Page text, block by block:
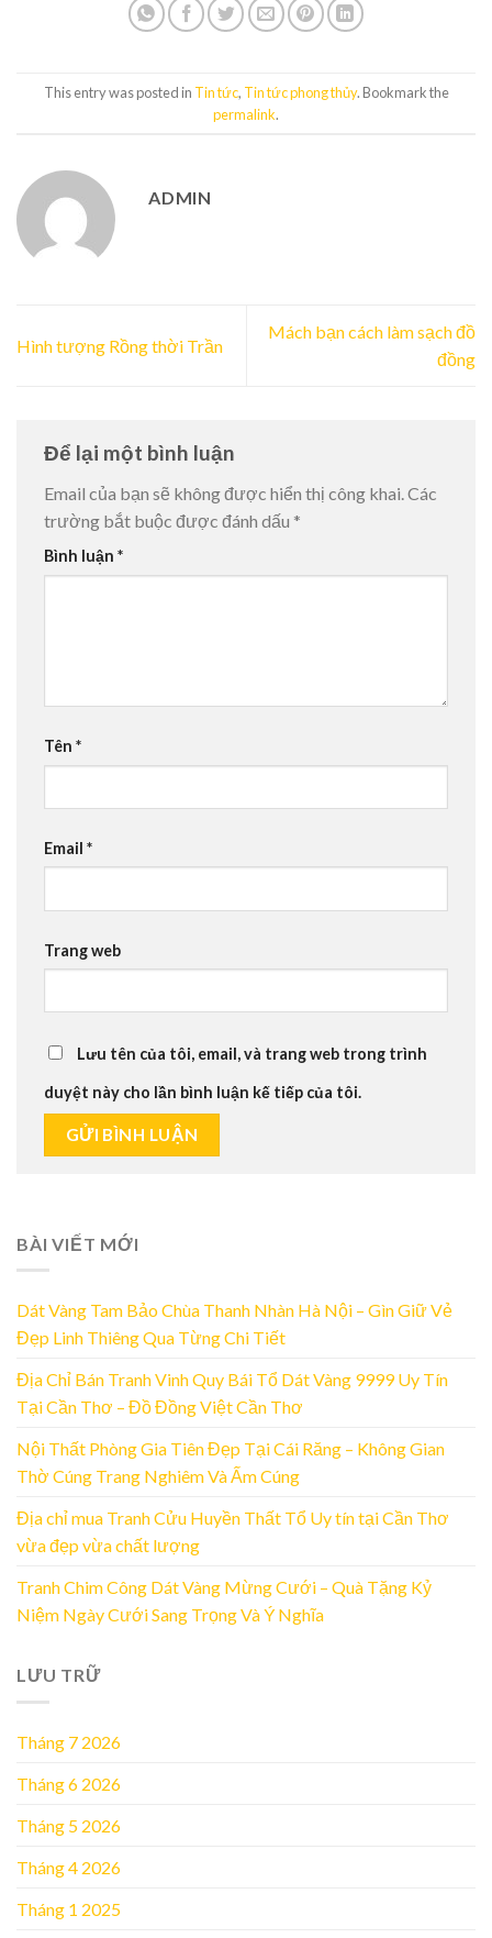
This entry was posted in Tin tức, Tin tức phong thủy. Bookmark the
permalink.
ADMIN
Hình tượng Rồng thời Trần
Mách bạn cách làm sạch đồ
đồng
Để lại một bình luận
Email của bạn sẽ không được hiển thị công khai.Các
trường bắt buộc được đánh dấu *
Bình luận *
Tên *
Email *
Trang web
Lưu tên của tôi, email, và trang web trong trình
duyệt này cho lần bình luận kế tiếp của tôi.
BÀI VIẾT MỚI
Dát Vàng Tam Bảo Chùa Thanh Nhàn Hà Nội – Gìn Giữ Vẻ
Đẹp Linh Thiêng Qua Từng Chi Tiết
Địa Chỉ Bán Tranh Vinh Quy Bái Tổ Dát Vàng 9999 Uy Tín
Tại Cần Thơ – Đồ Đồng Việt Cần Thơ
Nội Thất Phòng Gia Tiên Đẹp Tại Cái Răng – Không Gian
Thờ Cúng Trang Nghiêm Và Ấm Cúng
Địa chỉ mua Tranh Cửu Huyền Thất Tổ Uy tín tại Cần Thơ
vừa đẹp vừa chất lượng
Tranh Chim Công Dát Vàng Mừng Cưới – Quà Tặng Kỷ
Niệm Ngày Cưới Sang Trọng Và Ý Nghĩa
LƯU TRỮ
Tháng 7 2026
Tháng 6 2026
Tháng 5 2026
Tháng 4 2026
Tháng 1 2025